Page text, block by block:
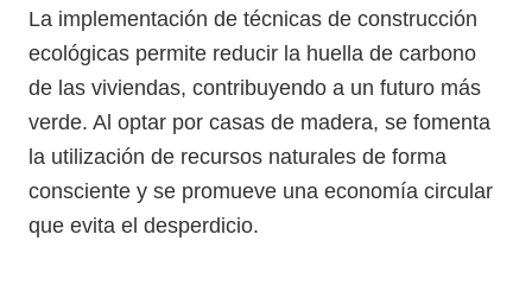
La implementación de técnicas de construcción
ecológicas permite reducir la huella de carbono
de las viviendas, contribuyendo a un futuro más
verde. Al optar por casas de madera, se fomenta
la utilización de recursos naturales de forma
consciente y se promueve una economía circular
que evita el desperdicio.